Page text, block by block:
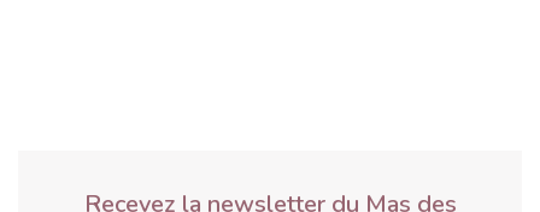
Recevez la newsletter du Mas des